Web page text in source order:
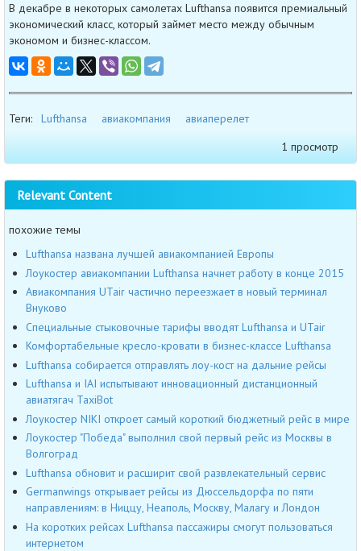
В декабре в некоторых самолетах Lufthansa появится премиальный
экономический класс, который займет место между обычным
экономом и бизнес-классом.
Теги: Lufthansa авиакомпания
авиаперелет
1 просмотр
Relevant Content
похожие темы
Lufthansa названа лучшей авиакомпанией Европы
Лоукостер авиакомпании Lufthansa начнет работу в конце 2015
Авиакомпания UTair частично переезжает в новый терминал
Внуково
Специальные стыковочные тарифы вводят Lufthansa и UTair
Комфортабельные кресло-кровати в бизнес-классе Lufthansa
Lufthansa собирается отправлять лоу-кост на дальние рейсы
Lufthansa и IAI испытывают инновационный дистанционный
авиатягач TaxiBot
Лоукостер NIKI откроет самый короткий бюджетный рейс в мире
Лоукостер "Победа" выполнил свой первый рейс из Москвы в
Волгоград
Lufthansa обновит и расширит свой развлекательный сервис
Germanwings открывает рейсы из Дюссельдорфа по пяти
направлениям: в Ниццу, Неаполь, Москву, Малагу и Лондон
На коротких рейсах Lufthansa пассажиры смогут пользоваться
интернетом